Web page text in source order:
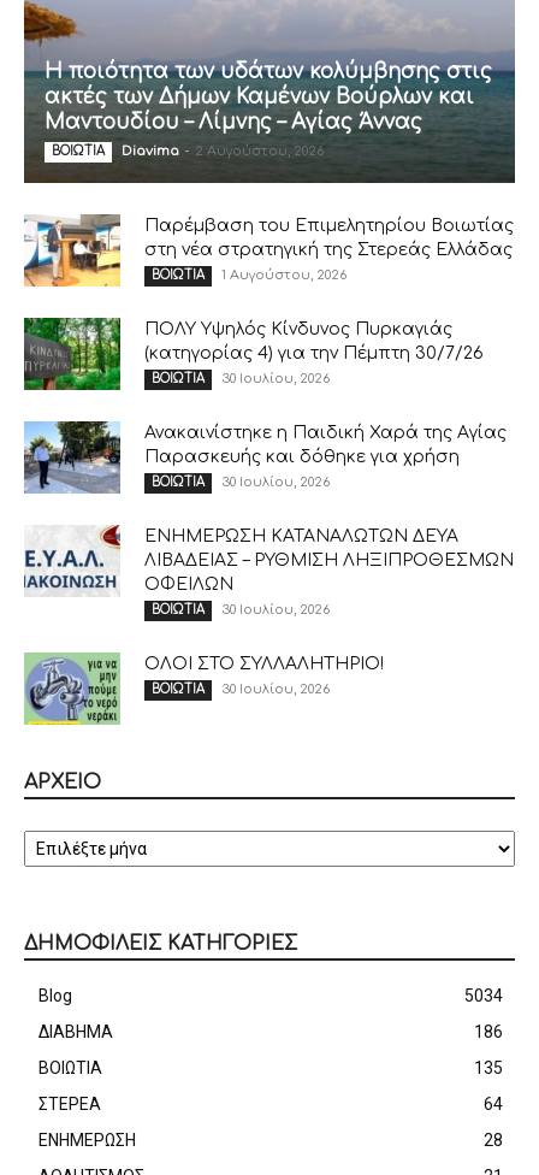
Η ποιότητα των υδάτων κολύμβησης στις
ακτές των Δήμων Καμένων Βούρλων και
Μαντουδίου – Λίμνης – Αγίας Άννας
ΒΟΙΩΤΙΑ Diavima - 2 Αυγούστου, 2026
Παρέμβαση του Επιμελητηρίου Βοιωτίας
στη νέα στρατηγική της Στερεάς Ελλάδας
ΒΟΙΩΤΙΑ 1 Αυγούστου, 2026
ΠΟΛΥ Υψηλός Κίνδυνος Πυρκαγιάς
(κατηγορίας 4) για την Πέμπτη 30/7/26
ΒΟΙΩΤΙΑ 30 Ιουλίου, 2026
Ανακαινίστηκε η Παιδική Χαρά της Αγίας
Παρασκευής και δόθηκε για χρήση
ΒΟΙΩΤΙΑ 30 Ιουλίου, 2026
ΕΝΗΜΕΡΩΣΗ ΚΑΤΑΝΑΛΩΤΩΝ ΔΕΥΑ
ΛΙΒΑΔΕΙΑΣ – ΡΥΘΜΙΣΗ ΛΗΞΙΠΡΟΘΕΣΜΩΝ
ΟΦΕΙΛΩΝ
ΒΟΙΩΤΙΑ 30 Ιουλίου, 2026
ΟΛΟΙ ΣΤΟ ΣΥΛΛΑΛΗΤΗΡΙΟ!
ΒΟΙΩΤΙΑ 30 Ιουλίου, 2026
ΑΡΧΕΙΟ
ΔΗΜΟΦΙΛΕΙΣ ΚΑΤΗΓΟΡΙΕΣ
Blog
5034
ΔΙΑΒΗΜΑ
186
ΒΟΙΩΤΙΑ
135
ΣΤΕΡΕΑ
64
ΕΝΗΜΕΡΩΣΗ
28